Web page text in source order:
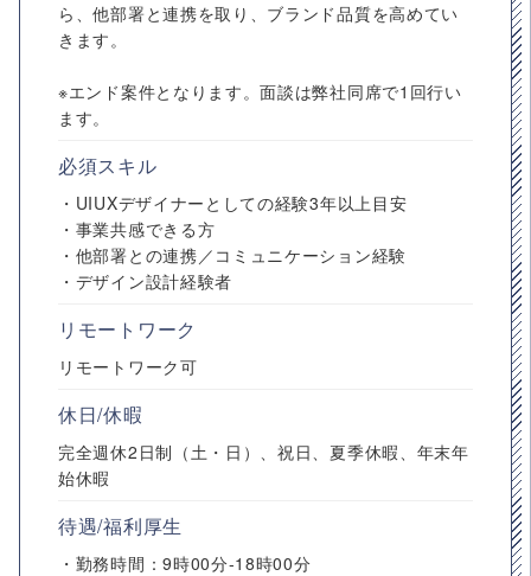
ら、他部署と連携を取り、ブランド品質を高めてい
きます。
※エンド案件となります。面談は弊社同席で1回行い
ます。
必須スキル
・UIUXデザイナーとしての経験3年以上目安
・事業共感できる方
・他部署との連携／コミュニケーション経験
・デザイン設計経験者
リモートワーク
リモートワーク可
休日/休暇
完全週休2日制（土・日）、祝日、夏季休暇、年末年
始休暇
待遇/福利厚生
・勤務時間：9時00分-18時00分